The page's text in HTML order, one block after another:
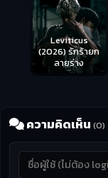
Leviticus
(2026) รักร้ายก
ลายร่าง
ความคิดเห็น (0)